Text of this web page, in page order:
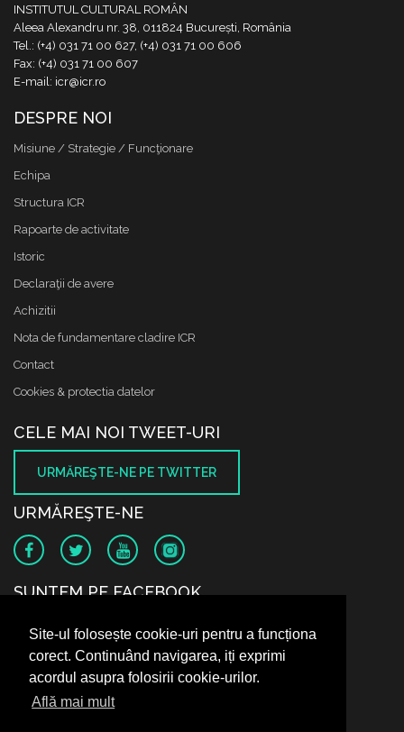
Site-ul folosește cookie-uri pentru a funcționa
corect. Continuând navigarea, iți exprimi
acordul asupra folosirii cookie-urilor.
Află mai mult
INSTITUTUL CULTURAL ROMÂN
Aleea Alexandru nr. 38, 011824 București, România
Tel.: (+4) 031 71 00 627, (+4) 031 71 00 606
Fax: (+4) 031 71 00 607
E-mail: icr@icr.ro
DESPRE NOI
Misiune / Strategie / Funcţionare
Echipa
Structura ICR
Rapoarte de activitate
Istoric
Declaraţii de avere
Achizitii
Nota de fundamentare cladire ICR
Contact
Cookies & protectia datelor
CELE MAI NOI TWEET-URI
URMĂREŞTE-NE PE TWITTER
URMĂREŞTE-NE
SUNTEM PE FACEBOOK